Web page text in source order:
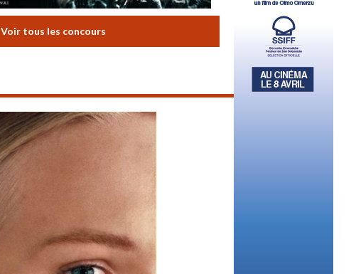
Voir tous les concours